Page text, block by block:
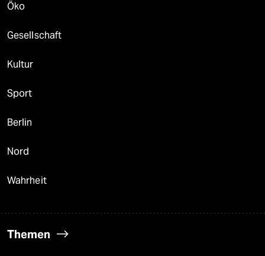
Öko
Gesellschaft
Kultur
Sport
Berlin
Nord
Wahrheit
Themen